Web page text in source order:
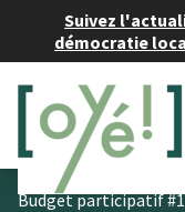
Suivez
démocratie
Budget participatif #1